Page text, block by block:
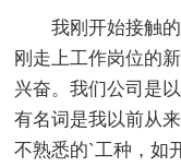
我刚开始接触的
刚走上工作岗位的
兴奋。我们公司是
有名词是我以前从
不熟悉的`工种，如